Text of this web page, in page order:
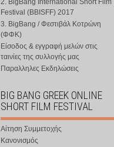
2. BigBang International Short Film
Festival (BBISFF) 2017
3. BigBang / Φεστιβάλ Κοτρώνη
(ΦΦΚ)
Είσοδος & εγγραφή μελών στις
ταινίες της συλλογής μας
Παραλληλες Εκδηλώσεις
BIG BANG GREEK ONLINE
SHORT FILM FESTIVAL
Αίτηση Συμμετοχής
Κανονισμός